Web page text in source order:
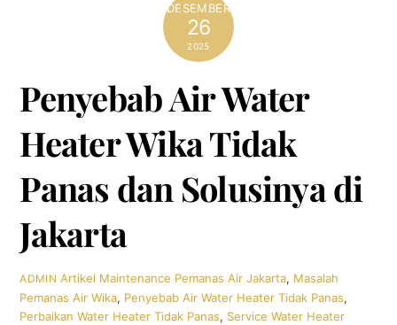
DESEMBER
26
2025
Penyebab Air Water
Heater Wika Tidak
Panas dan Solusinya di
Jakarta
ADMIN Artikel Maintenance Pemanas Air Jakarta, Masalah
Pemanas Air Wika, Penyebab Air Water Heater Tidak Panas,
Perbaikan Water Heater Tidak Panas, Service Water Heater